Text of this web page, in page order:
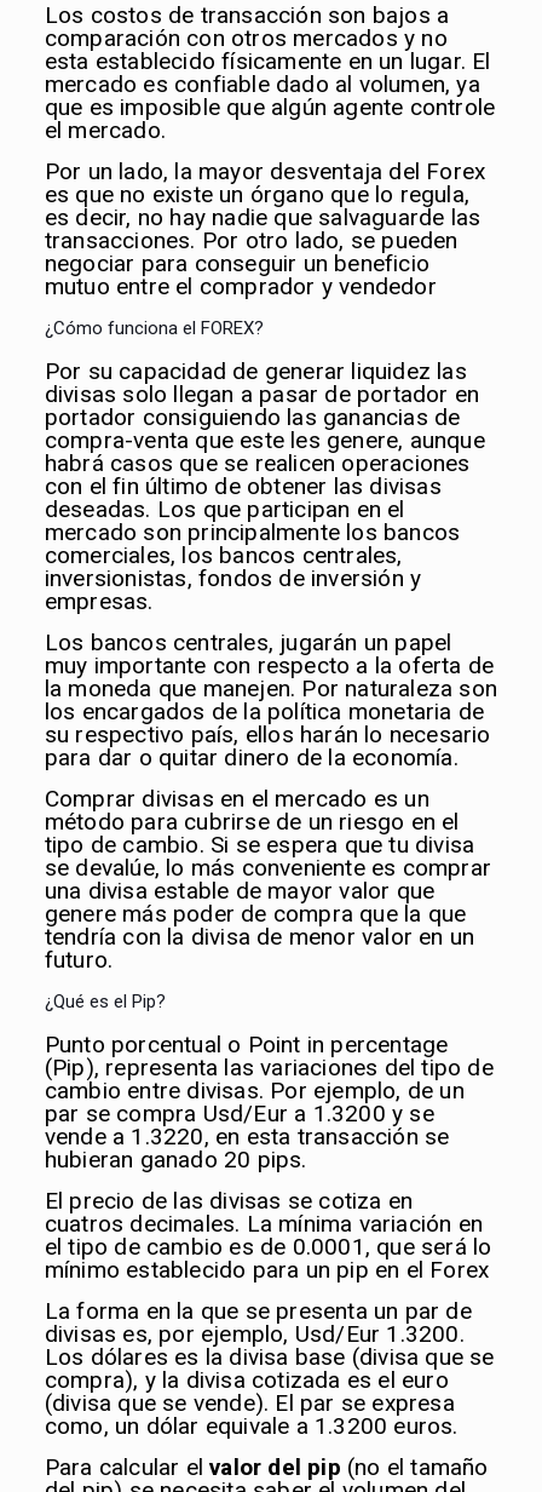
Los costos de transacción son bajos a
comparación con otros mercados y no
esta establecido físicamente en un lugar. El
mercado es confiable dado al volumen, ya
que es imposible que algún agente controle
el mercado.
Por un lado, la mayor desventaja del Forex
es que no existe un órgano que lo regula,
es decir, no hay nadie que salvaguarde las
transacciones. Por otro lado, se pueden
negociar para conseguir un beneficio
mutuo entre el comprador y vendedor
¿Cómo funciona el FOREX?
Por su capacidad de generar liquidez las
divisas solo llegan a pasar de portador en
portador consiguiendo las ganancias de
compra-venta que este les genere, aunque
habrá casos que se realicen operaciones
con el fin último de obtener las divisas
deseadas. Los que participan en el
mercado son principalmente los bancos
comerciales, los bancos centrales,
inversionistas, fondos de inversión y
empresas.
Los bancos centrales, jugarán un papel
muy importante con respecto a la oferta de
la moneda que manejen. Por naturaleza son
los encargados de la política monetaria de
su respectivo país, ellos harán lo necesario
para dar o quitar dinero de la economía.
Comprar divisas en el mercado es un
método para cubrirse de un riesgo en el
tipo de cambio. Si se espera que tu divisa
se devalúe, lo más conveniente es comprar
una divisa estable de mayor valor que
genere más poder de compra que la que
tendría con la divisa de menor valor en un
futuro.
¿Qué es el Pip?
Punto porcentual o Point in percentage
(Pip), representa las variaciones del tipo de
cambio entre divisas. Por ejemplo, de un
par se compra Usd/Eur a 1.3200 y se
vende a 1.3220, en esta transacción se
hubieran ganado 20 pips.
El precio de las divisas se cotiza en
cuatros decimales. La mínima variación en
el tipo de cambio es de 0.0001, que será lo
mínimo establecido para un pip en el Forex
La forma en la que se presenta un par de
divisas es, por ejemplo, Usd/Eur 1.3200.
Los dólares es la divisa base (divisa que se
compra), y la divisa cotizada es el euro
(divisa que se vende). El par se expresa
como, un dólar equivale a 1.3200 euros.
Para calcular elvalor del pip (no el tamaño